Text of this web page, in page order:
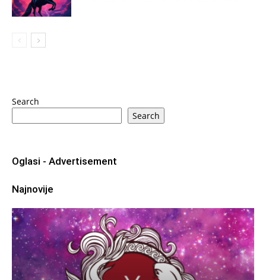
Search
Search
Oglasi - Advertisement
Najnovije